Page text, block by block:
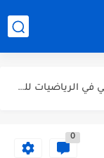
نموذج إجابة الاختبار الرسمي في التربية الاسلامية للصف العاشر الفترة...
نموذج إجابة الاختبار الرسمي في الرياضيات للصف العاشر الفترة الثانية...
مذكرة شاملة في القران الكريم للصف الثاني عشر الفصل الثاني...
0